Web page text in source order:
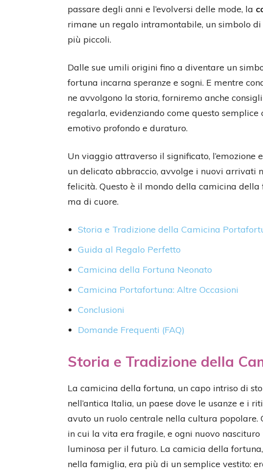
passare degli anni e l’evolversi delle mode, la
rimane un regalo intramontabile, un simbolo
più piccoli.
Dalle sue umili origini fino a diventare un
fortuna incarna speranze e sogni. E mentre
ne avvolgono la storia, forniremo anche
regalarla, evidenziando come questo
emotivo profondo e duraturo.
Un viaggio attraverso il significato, l’emozione
un delicato abbraccio, avvolge i nuovi arrivati
felicità. Questo è il mondo della camicina
ma di cuore.
Storia e Tradizione della Camicina
Guida al Regalo Perfetto
Camicina della Fortuna Neonato
Camicina Portafortuna: Altre Occasioni
Conclusioni
Domande Frequenti (FAQ)
Storia e Tradizione della
La camicina della fortuna, un capo intriso di
nell’antica Italia, un paese dove le usanze e i
avuto un ruolo centrale nella cultura popolare.
in cui la vita era fragile, e ogni nuovo
luminosa per il futuro. La camicia della
nella famiglia, era più di un semplice vestito: